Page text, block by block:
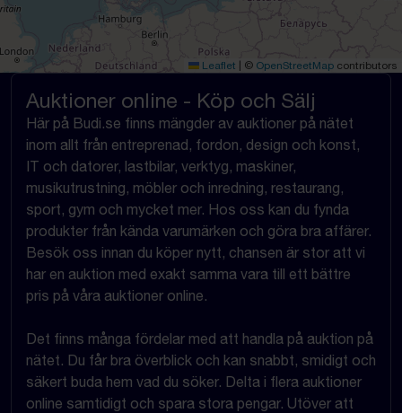
Leaflet © OpenStreetMap contributors
Auktioner online - Köp och Sälj
Här på Budi.se finns mängder av auktioner på nätet
inom allt från entreprenad, fordon, design och konst,
IT och datorer, lastbilar, verktyg, maskiner,
musikutrustning, möbler och inredning, restaurang,
sport, gym och mycket mer. Hos oss kan du fynda
produkter från kända varumärken och göra bra affärer.
Besök oss innan du köper nytt, chansen är stor att vi
har en auktion med exakt samma vara till ett bättre
pris på våra auktioner online.
Det finns många fördelar med att handla på auktion på
nätet. Du får bra överblick och kan snabbt, smidigt och
säkert buda hem vad du söker. Delta i flera auktioner
online samtidigt och spara stora pengar. Utöver att